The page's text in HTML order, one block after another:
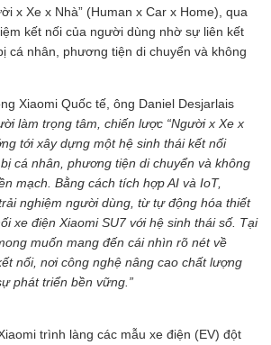
x Xe x Nhà” (Human x Car x Home), qua
kết nối của người dùng nhờ sự liên kết
cá nhân, phương tiện di chuyển và không
Xiaomi Quốc tế, ông Daniel Desjarlais
làm trọng tâm, chiến lược “Người x Xe x
tới xây dựng một hệ sinh thái kết nối
cá nhân, phương tiện di chuyển và không
mạch. Bằng cách tích hợp AI và IoT,
nghiệm người dùng, từ tự động hóa thiết
xe điện Xiaomi SU7 với hệ sinh thái số. Tại
muốn mang đến cái nhìn rõ nét về
nối, nơi công nghệ nâng cao chất lượng
phát triển bền vững.”
trình làng các mẫu xe điện (EV) đột